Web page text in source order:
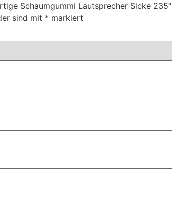
Schaumgummi Lautsprecher Sicke 235“
sind mit * markiert